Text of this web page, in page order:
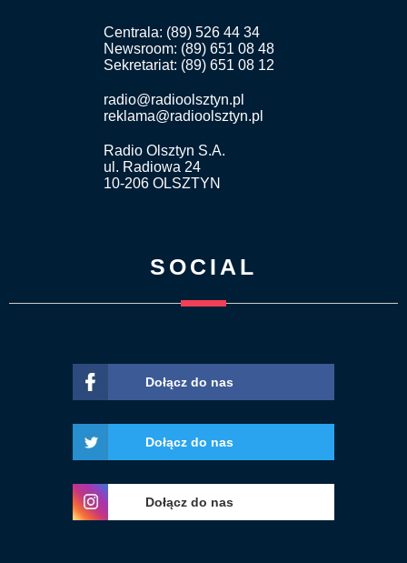
Centrala: (89) 526 44 34
Newsroom: (89) 651 08 48
Sekretariat: (89) 651 08 12
radio@radioolsztyn.pl
reklama@radioolsztyn.pl
Radio Olsztyn S.A.
ul. Radiowa 24
10-206 OLSZTYN
SOCIAL
Dołącz do nas
Dołącz do nas
Dołącz do nas